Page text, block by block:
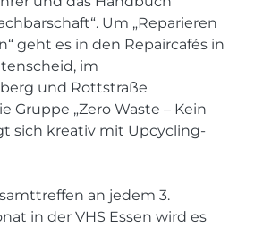
Um „Reparieren
geht es in den Repaircafés in
im
und Rottstraße
Gruppe „Zero Waste – Kein
sich kreativ mit Upcycling-
an jedem 3.
in der VHS Essen wird es